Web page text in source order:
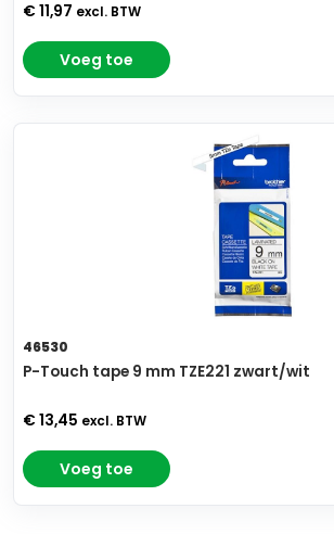
€ 11,97 excl. BTW
Voeg toe
46530
P-Touch tape 9 mm TZE221 zwart/wit
€ 13,45 excl. BTW
Voeg toe